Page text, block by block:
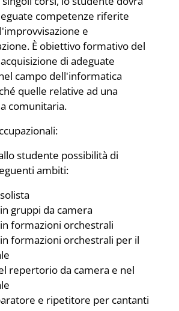
competenze riferite
e
È obiettivo formativo del
di adeguate
campo dell'informatica
quelle relative ad una
comunitaria.
studente possibilità di
ambiti:
gruppi da camera
formazioni orchestrali
formazioni orchestrali per il
repertorio da camera e nel
e ripetitore per cantanti